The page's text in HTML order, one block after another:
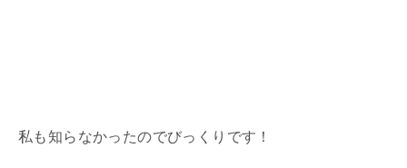
私も知らなかったのでびっくりです！